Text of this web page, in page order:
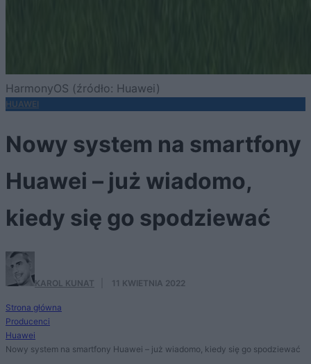
HarmonyOS (źródło: Huawei)
HUAWEI
Nowy system na smartfony
Huawei – już wiadomo,
kiedy się go spodziewać
KAROL KUNAT 11 KWIETNIA 2022
Strona główna
Producenci
Huawei
Nowy system na smartfony Huawei – już wiadomo, kiedy się go spodziewać